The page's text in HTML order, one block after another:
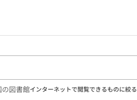
の図書館インターネットで閲覧できるものに絞る